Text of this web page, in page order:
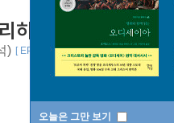
오늘은 그만 보기
하는 이론과 방법
) [ EPUB ]